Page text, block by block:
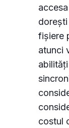
fișiere
atunci
costul